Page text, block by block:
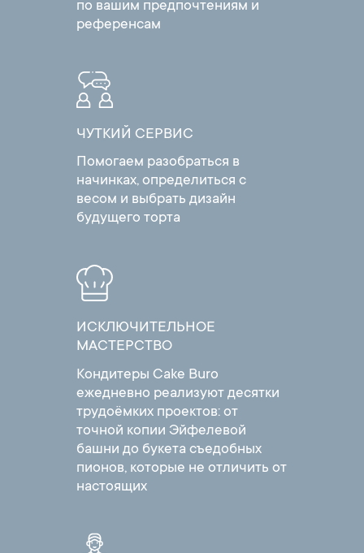
по вашим предпочтениям и
референсам
ЧУТКИЙ СЕРВИС
Помогаем разобраться в
начинках, определиться с
весом и выбрать дизайн
будущего торта
ИСКЛЮЧИТЕЛЬНОЕ
МАСТЕРСТВО
Кондитеры Cake Buro
ежедневно реализуют десятки
трудоёмких проектов: от
точной копии Эйфелевой
башни до букета съедобных
пионов, которые не отличить от
настоящих